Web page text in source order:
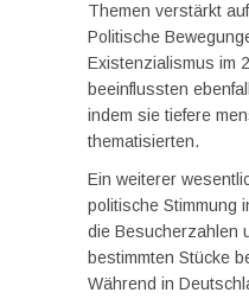
Themen verstärkt
Politische
Existenzialismus im
beeinflussten
indem sie tiefere
thematisierten.
Ein weiterer
politische Stimmung
die Besucherzahlen
bestimmten Stücke
Während in